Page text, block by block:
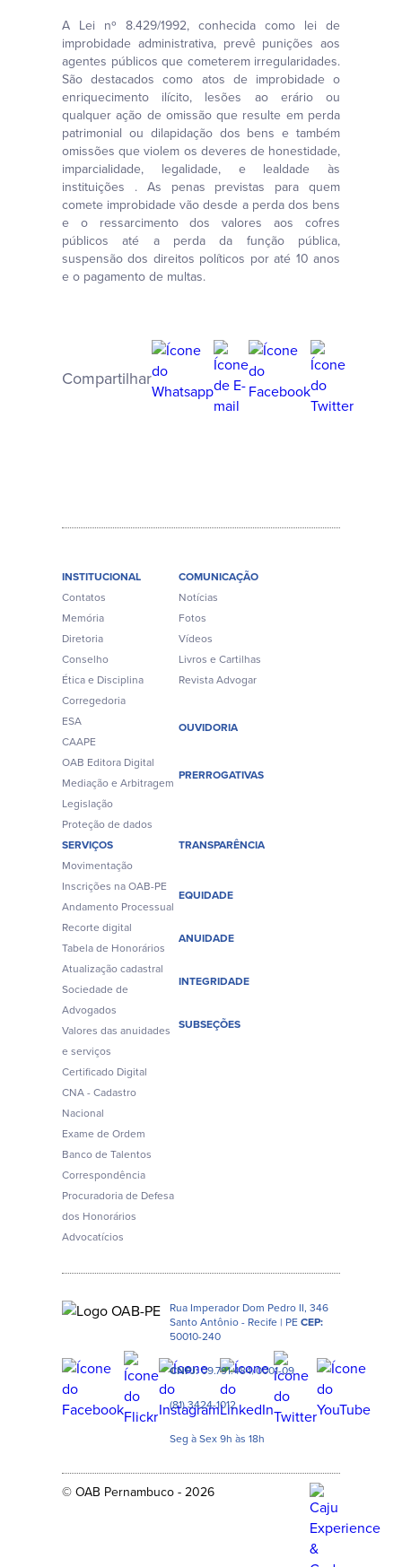
A Lei nº 8.429/1992, conhecida como lei de
improbidade administrativa, prevê punições aos
agentes públicos que cometerem irregularidades.
São destacados como atos de improbidade o
enriquecimento ilícito, lesões ao erário ou
qualquer ação de omissão que resulte em perda
patrimonial ou dilapidação dos bens e também
omissões que violem os deveres de honestidade,
imparcialidade, legalidade, e lealdade às
instituições . As penas previstas para quem
comete improbidade vão desde a perda dos bens
e o ressarcimento dos valores aos cofres
públicos até a perda da função pública,
suspensão dos direitos políticos por até 10 anos
e o pagamento de multas.
Compartilhar
INSTITUCIONAL
Contatos
Memória
Diretoria
Conselho
Ética e Disciplina
Corregedoria
ESA
CAAPE
OAB Editora Digital
Mediação e Arbitragem
Legislação
Proteção de dados
COMUNICAÇÃO
Notícias
Fotos
Vídeos
Livros e Cartilhas
Revista Advogar
OUVIDORIA
PRERROGATIVAS
SERVIÇOS
Movimentação
Inscrições na OAB-PE
Andamento Processual
Recorte digital
Tabela de Honorários
Atualização cadastral
Sociedade de
Advogados
Valores das anuidades
e serviços
Certificado Digital
CNA - Cadastro
Nacional
Exame de Ordem
Banco de Talentos
Correspondência
Procuradoria de Defesa
dos Honorários
Advocatícios
TRANSPARÊNCIA
EQUIDADE
ANUIDADE
INTEGRIDADE
SUBSEÇÕES
Rua Imperador Dom Pedro II, 346
Santo Antônio - Recife | PECEP:
50010-240
CNPJ:09.791.484/0001-09
(81) 3424-1012
Seg à Sex 9h às 18h
© OAB Pernambuco - 2026